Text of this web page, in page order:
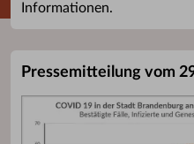
Informationen.
Pressemitteilung vom